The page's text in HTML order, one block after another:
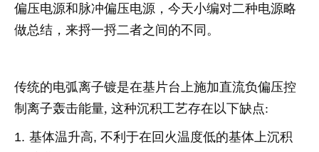
偏压电源和脉冲偏压电源，今天小编对二种电源略
做总结，来捋一捋二者之间的不同。
传统的电弧离子镀是在基片台上施加直流负偏压控
制离子轰击能量, 这种沉积工艺存在以下缺点:
1. 基体温升高, 不利于在回火温度低的基体上沉积